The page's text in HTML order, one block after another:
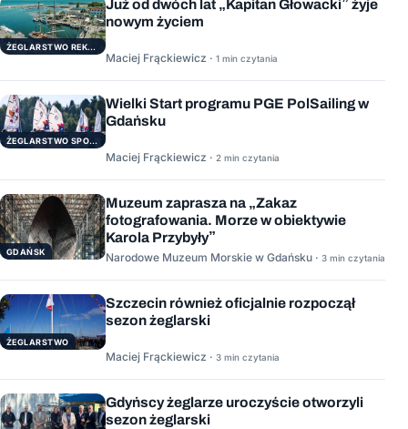
ŻEGLARSTWO REKERACYJNE
Już od dwóch lat „Kapitan Głowacki” żyje
nowym życiem
Maciej Frąckiewicz · 1 min czytania
ŻEGLARSTWO SPORTOWE
Wielki Start programu PGE PolSailing w
Gdańsku
Maciej Frąckiewicz · 2 min czytania
GDAŃSK
Muzeum zaprasza na „Zakaz
fotografowania. Morze w obiektywie
Karola Przybyły”
Narodowe Muzeum Morskie w Gdańsku · 3 min czytania
ŻEGLARSTWO
Szczecin również oficjalnie rozpoczął
sezon żeglarski
Maciej Frąckiewicz · 3 min czytania
Gdyńscy żeglarze uroczyście otworzyli
sezon żeglarski